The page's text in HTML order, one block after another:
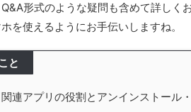
形式のような疑問も含めて詳しく
を使えるようにお手伝いしますね。
と
連アプリの役割とアンインストール